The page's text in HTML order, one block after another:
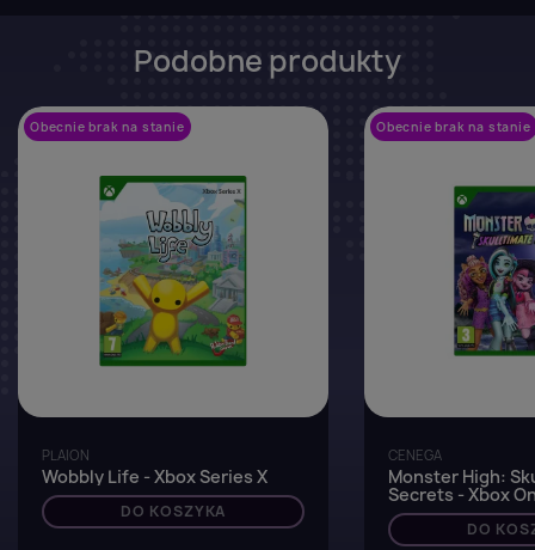
Podobne produkty
Obecnie brak na stanie
PLAION
Wobbly Life - Xbox Series X
DO KOSZYKA
Obecnie brak na stanie
CENEGA
Monster High:
Secrets - Xbox
DO